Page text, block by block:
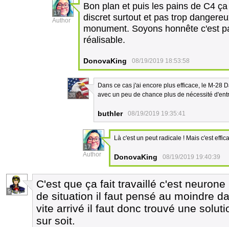
17
Author
Bon plan et puis les pains de C4
discret surtout et pas trop
monument. Soyons honnête c'est
réalisable.
DonovaKing 08/19/2019 18:53:58
38
Dans ce cas j'ai encore plus efficace, le M-28
avec un peu de chance plus de nécessité
buthler 08/19/2019 19:35:41
17
Author
Là c'est un peut radicale ! Mais c'est
DonovaKing 08/19/2019 19:40:39
9
C'est que ça fait travaillé c'est
de situation il faut pensé au moindre
vite arrivé il faut donc trouvé une
sur soit.